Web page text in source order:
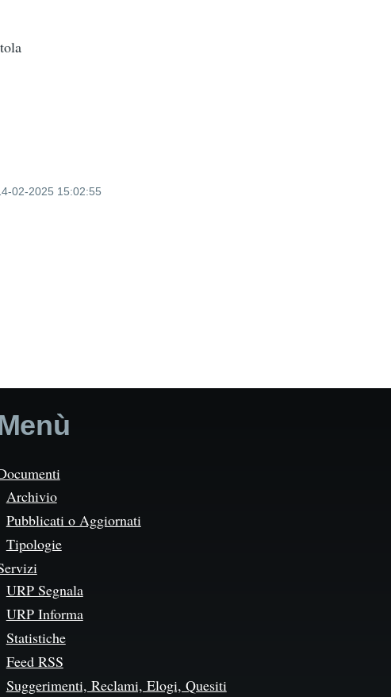
02-2025 15:02:55
Archivio
Pubblicati o Aggiornati
Tipologie
URP Segnala
URP Informa
Statistiche
Feed RSS
Suggerimenti, Reclami, Elogi, Quesiti